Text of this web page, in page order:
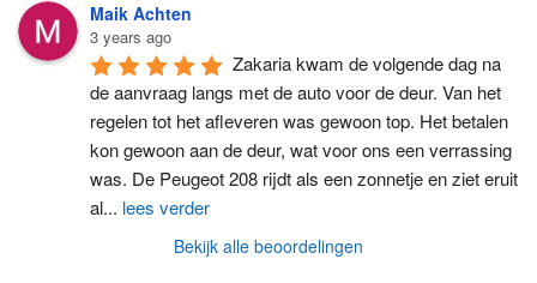
Maik Achten
3 years ago
Zakaria kwam de volgende dag na
de aanvraag langs met de auto voor de deur. Van het
regelen tot het afleveren was gewoon top. Het betalen
kon gewoon aan de deur, wat voor ons een verrassing
was. De Peugeot 208 rijdt als een zonnetje en ziet eruit
al... lees verder
Bekijk alle beoordelingen